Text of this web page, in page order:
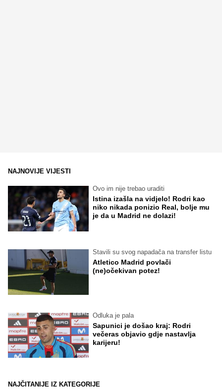
NAJNOVIJE VIJESTI
Ovo im nije trebao uraditi
Istina izašla na vidjelo! Rodri kao
niko nikada ponizio Real, bolje mu
je da u Madrid ne dolazi!
Stavili su svog napadača na transfer listu
Atletico Madrid povlači
(ne)očekivan potez!
Odluka je pala
Sapunici je došao kraj: Rodri
večeras objavio gdje nastavlja
karijeru!
NAJČITANIJE IZ KATEGORIJE